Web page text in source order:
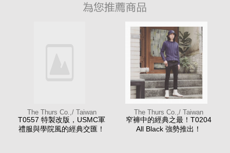
The Thurs Co.,/ Taiwan
T0557 特製改版，USMC軍
禮服與學院風的經典交匯！
The Thurs Co.,/ Taiwan
窄褲中的經典之最！T0204
All Black 強勢推出！